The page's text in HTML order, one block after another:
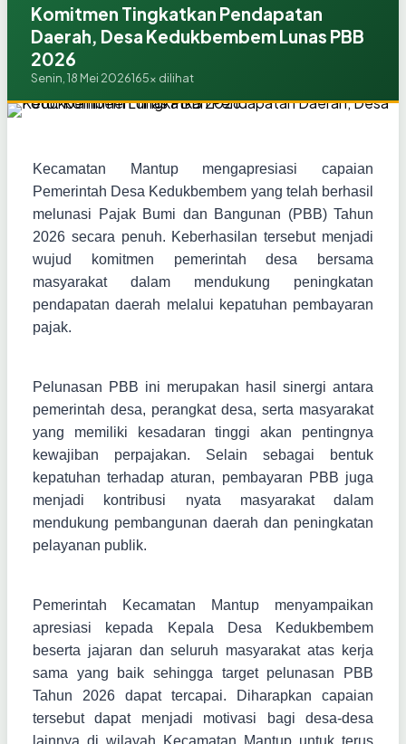
Komitmen Tingkatkan Pendapatan
Daerah, Desa Kedukbembem Lunas PBB
2026
Senin, 18 Mei 2026165x dilihat
Kecamatan Mantup mengapresiasi capaian
Pemerintah Desa Kedukbembem yang telah berhasil
melunasi Pajak Bumi dan Bangunan (PBB) Tahun
2026 secara penuh. Keberhasilan tersebut menjadi
wujud komitmen pemerintah desa bersama
masyarakat dalam mendukung peningkatan
pendapatan daerah melalui kepatuhan pembayaran
pajak.
Pelunasan PBB ini merupakan hasil sinergi antara
pemerintah desa, perangkat desa, serta masyarakat
yang memiliki kesadaran tinggi akan pentingnya
kewajiban perpajakan. Selain sebagai bentuk
kepatuhan terhadap aturan, pembayaran PBB juga
menjadi kontribusi nyata masyarakat dalam
mendukung pembangunan daerah dan peningkatan
pelayanan publik.
Pemerintah Kecamatan Mantup menyampaikan
apresiasi kepada Kepala Desa Kedukbembem
beserta jajaran dan seluruh masyarakat atas kerja
sama yang baik sehingga target pelunasan PBB
Tahun 2026 dapat tercapai. Diharapkan capaian
tersebut dapat menjadi motivasi bagi desa-desa